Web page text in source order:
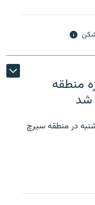
منطقه
در منطقه سیرچ